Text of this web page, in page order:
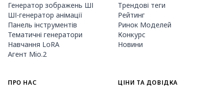
Генератор зображень ШІ
ШІ-генератор анімації
Панель інструментів
Тематичні генератори
Навчання LoRA
Агент Mio.2
Трендові теги
Рейтинг
Ринок Моделей
Конкурс
Новини
ПРО НАС ЦІНИ ТА ДОВІДКА